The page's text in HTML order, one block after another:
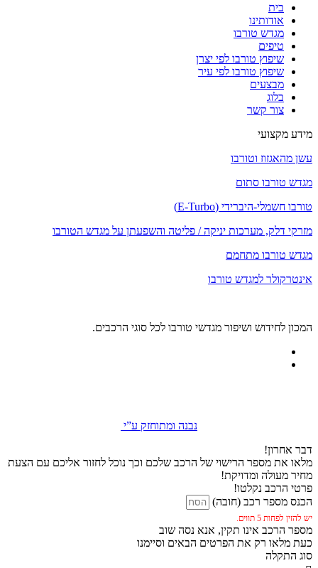
בית
אודותינו
מגדש טורבו
טיפים
שיפוץ טורבו לפי יצרן
שיפוץ טורבו לפי עיר
מבצעים
בלוג
צור קשר
מידע מקצועי
עשן מהאגזוז וטורבו
מגדש טורבו סתום
טורבו חשמלי-היברידי (E-Turbo)
מזרקי דלק, מערכות יניקה / פליטה והשפעתן על מגדש הטורבו
מגדש טורבו מתחמם
אינטרקולר למגדש טורבו
המכון לחידוש ושיפור מגדשי טורבו לכל סוגי הרכבים.
נבנה ומתוחזק ע”י
דבר אחרון!
מלאו את מספר הרישוי של הרכב שלכם וכך נוכל לחזור אליכם עם הצעת
מחיר מעולה ומדויקת!
פרטי הרכב נקלטו!
הכנס מספר רכב (חובה)
יש להזין לפחות 5 תווים.
מספר הרכב אינו תקין, אנא נסה שוב
כעת מלאו רק את הפרטים הבאים וסיימנו
סוג התקלה